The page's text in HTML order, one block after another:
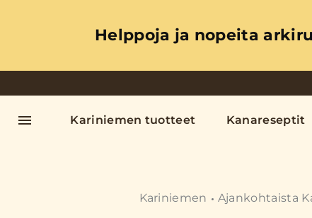
Helppoja ja nopeita
Kariniemen tuotteet Kanareseptit
Kariniemen Ajankohtaista